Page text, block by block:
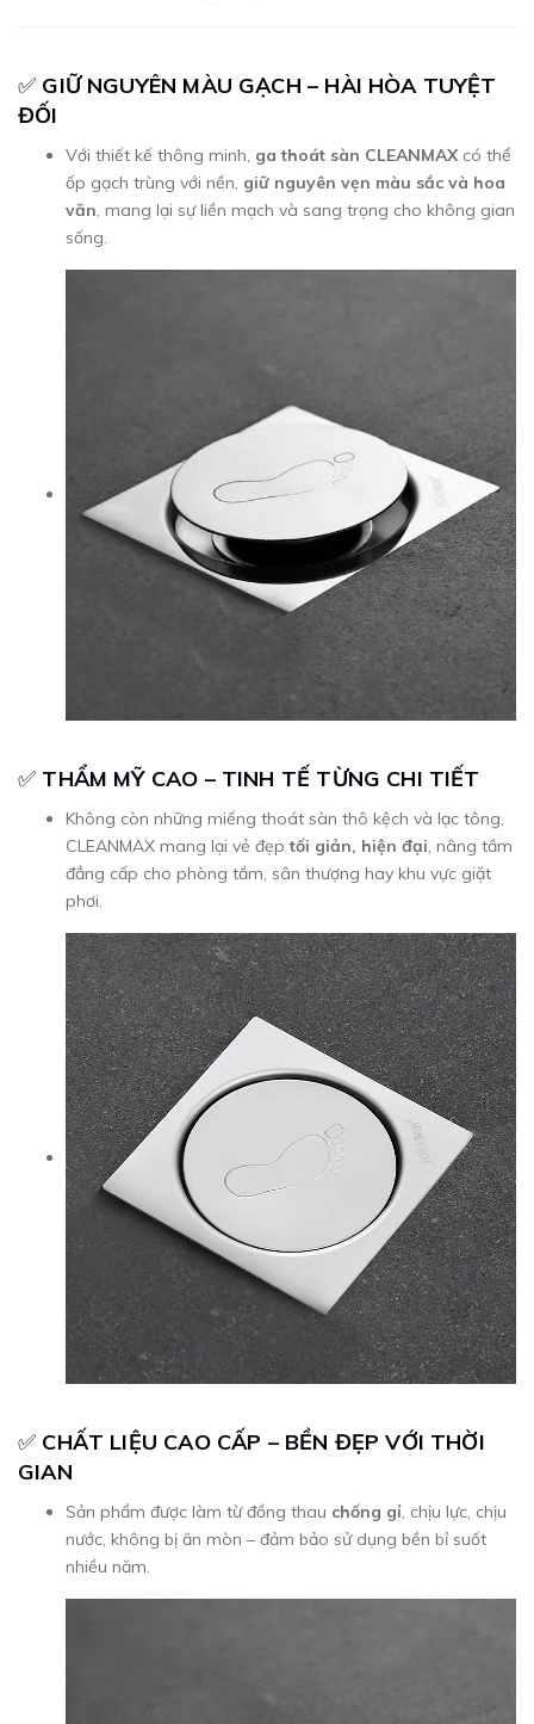
✅ GIỮ NGUYÊN MÀU GẠCH – HÀI HÒA TUYỆT
ĐỐI
Với thiết kế thông minh, ga thoát sàn CLEANMAXcó thể
ốp gạch trùng với nền, giữ nguyên vẹn màu sắc và hoa
văn, mang lại sự liền mạch và sang trọng cho không gian
sống.
✅ THẨM MỸ CAO – TINH TẾ TỪNG CHI TIẾT
Không còn những miếng thoát sàn thô kệch và lạc tông,
CLEANMAX mang lại vẻ đẹptối giản, hiện đại, nâng tầm
đẳng cấp cho phòng tắm, sân thượng hay khu vực giặt
phơi.
✅ CHẤT LIỆU CAO CẤP – BỀN ĐẸP VỚI THỜI
GIAN
Sản phẩm được làm từ đồng thau chống gỉ, chịu lực, chịu
nước, không bị ăn mòn – đảm bảo sử dụng bền bỉ suốt
nhiều năm.